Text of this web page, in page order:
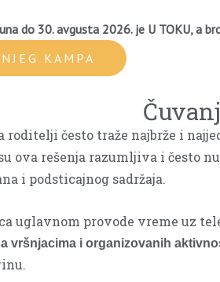
do 30. avgusta 2026. je U TOKU, a
KAMPA
roditelji često traže najbrže i
ova rešenja razumljiva i često
i podsticajnog sadržaja.
uglavnom provode vreme uz
vršnjacima i organizovanih